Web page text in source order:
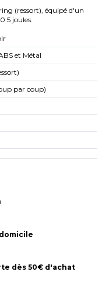
(ressort), équipé d'un
joules.
et Métal
par coup)
dès 50€ d'achat